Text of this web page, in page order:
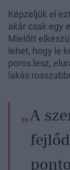
Képzeljük el
akár csak egy
Mielőtt
lehet, hogy le
poros lesz,
lakás
A